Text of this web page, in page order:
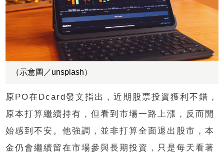
（示意圖／unsplash）
原PO在Dcard發文指出，近期股票投資獲利不錯，
原本打算繼續持有，但看到市場一路上漲，反而開
始感到不安。他強調，並非打算全面退出股市，本
金仍會繼續留在市場參與長期投資，只是每天看著